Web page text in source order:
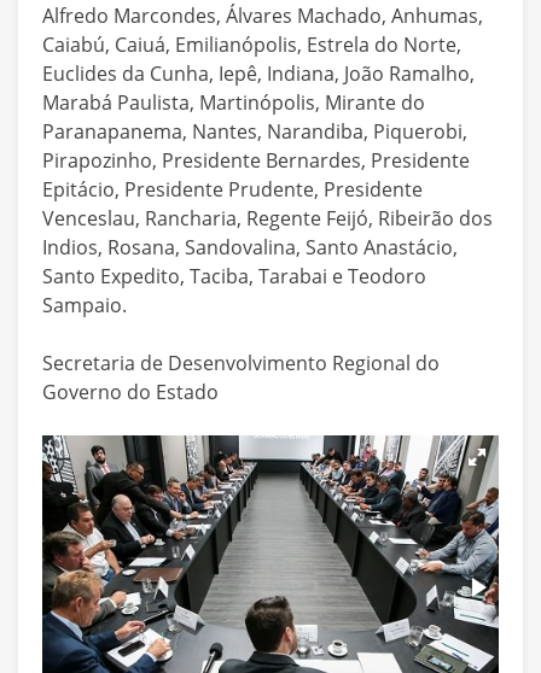
Alfredo Marcondes, Álvares Machado, Anhumas,
Caiabú, Caiuá, Emilianópolis, Estrela do Norte,
Euclides da Cunha, Iepê, Indiana, João Ramalho,
Marabá Paulista, Martinópolis, Mirante do
Paranapanema, Nantes, Narandiba, Piquerobi,
Pirapozinho, Presidente Bernardes, Presidente
Epitácio, Presidente Prudente, Presidente
Venceslau, Rancharia, Regente Feijó, Ribeirão dos
Indios, Rosana, Sandovalina, Santo Anastácio,
Santo Expedito, Taciba, Tarabai e Teodoro
Sampaio.
Secretaria de Desenvolvimento Regional do
Governo do Estado